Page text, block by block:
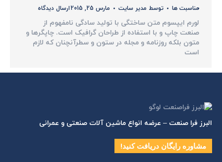
مناسبت ها توسط مدیر سایت مارس 25, 2015 ارسال دیدگاه
لورم ایپسوم متن ساختگی با تولید سادگی نامفهوم از
صنعت چاپ و با استفاده از طراحان گرافیک است. چاپگرها و
متون بلکه روزنامه و مجله در ستون و سطرآنچنان که لازم
است
البرز فرا صنعت – عرضه انواع ماشین آلات صنعتی و عمرانی
مشاوره رایگان دریافت کنید!